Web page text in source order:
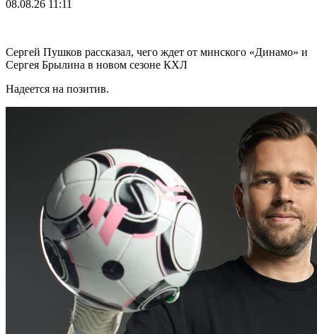
08.08.26 11:11
Сергей Пушков рассказал, чего ждет от минского «Динамо» и
Сергея Брылина в новом сезоне КХЛ
Надеется на позитив.